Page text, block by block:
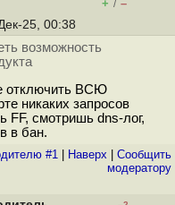
+ / –
25, 00:38
возможность
отключить ВСЮ
никаких запросов
FF, смотришь dns-лог,
в бан.
#1 Наверх
Cообщить
модератору